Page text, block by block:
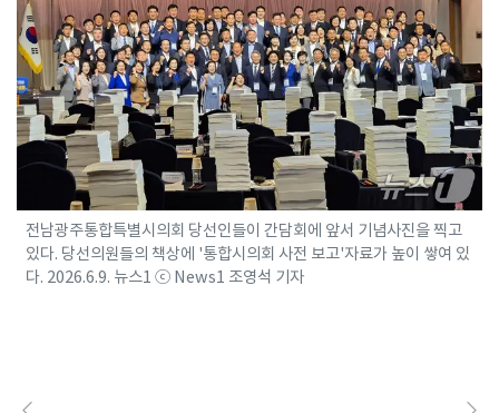
전남광주통합특별시의회 당선인들이 간담회에 앞서 기념사진을 찍고
있다. 당선의원들의 책상에 '통합시의회 사전 보고'자료가 높이 쌓여 있
다. 2026.6.9. 뉴스1 ⓒ News1 조영석 기자